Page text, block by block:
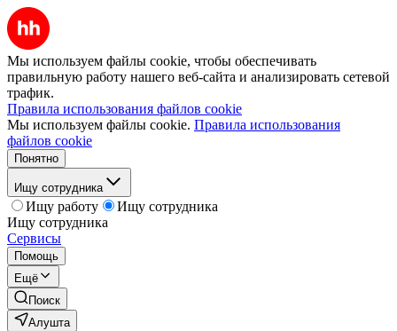
Мы используем файлы cookie, чтобы обеспечивать
правильную работу нашего веб-сайта и анализировать сетевой
трафик.
Правила использования файлов cookie
Мы используем файлы cookie. Правила использования
файлов cookie
Понятно
Ищу сотрудника
Ищу работу
Ищу сотрудника
Ищу сотрудника
Сервисы
Помощь
Ещё
Поиск
Алушта